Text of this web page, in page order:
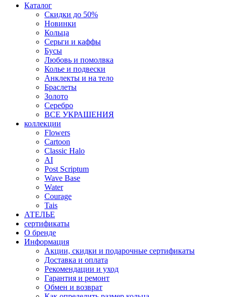
Каталог
Скидки до 50%
Новинки
Кольца
Серьги и каффы
Бусы
Любовь и помолвка
Колье и подвески
Анклекты и на тело
Браслеты
Золото
Серебро
ВСЕ УКРАШЕНИЯ
коллекции
Flowers
Cartoon
Classic Halo
AI
Post Scriptum
Wave Base
Water
Courage
Tais
АТЕЛЬЕ
сертификаты
О бренде
Информация
Акции, скидки и подарочные сертификаты
Доставка и оплата
Рекомендации и уход
Гарантия и ремонт
Обмен и возврат